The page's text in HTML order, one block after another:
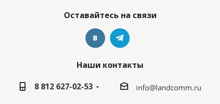
Оставайтесь на связи
Наши контакты
8 812 627-02-53
info@landcomm.ru